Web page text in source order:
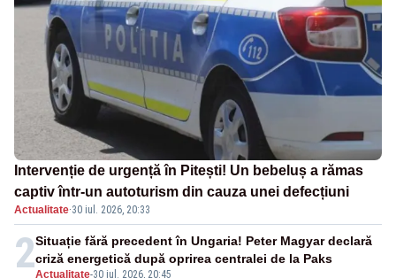
Intervenție de urgență în Pitești! Un bebeluș a rămas
captiv într-un autoturism din cauza unei defecțiuni
Actualitate·30 iul. 2026, 20:33
2Actualitate-30 iul. 2026, 20:45
Situație fără precedent în Ungaria! Peter Magyar declară
criză energetică după oprirea centralei de la Paks